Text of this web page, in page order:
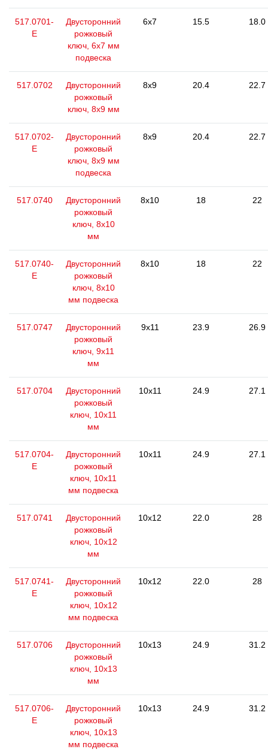
517.0701-
E
Двусторонний
рожковый
ключ, 6х7 мм
подвеска
6x7 15.5 18.0
517.0702
Двусторонний
рожковый
ключ, 8х9 мм
8x9 20.4 22.7
517.0702-
E
Двусторонний
рожковый
ключ, 8х9 мм
подвеска
8x9 20.4 22.7
517.0740
Двусторонний
рожковый
ключ, 8x10
мм
8x10 18 22
517.0740-
E
Двусторонний
рожковый
ключ, 8x10
мм подвеска
8x10 18 22
517.0747
Двусторонний
рожковый
ключ, 9x11
мм
9x11 23.9 26.9
517.0704
Двусторонний
рожковый
ключ, 10х11
мм
10x11 24.9 27.1
517.0704-
E
Двусторонний
рожковый
ключ, 10х11
мм подвеска
10x11 24.9 27.1
517.0741
Двусторонний
рожковый
ключ, 10x12
мм
10x12 22.0 28
517.0741-
E
Двусторонний
рожковый
ключ, 10x12
мм подвеска
10x12 22.0 28
517.0706
Двусторонний
рожковый
ключ, 10х13
мм
10x13 24.9 31.2
517.0706-
E
Двусторонний
рожковый
ключ, 10х13
мм подвеска
10x13 24.9 31.2